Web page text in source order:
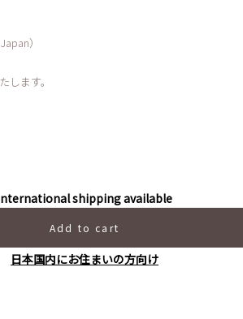
）
ます。
shipping available
Add to cart
日本国内にお住まいの方向け